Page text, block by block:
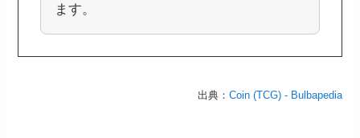
ます。
出典： Coin (TCG) - Bulbapedia